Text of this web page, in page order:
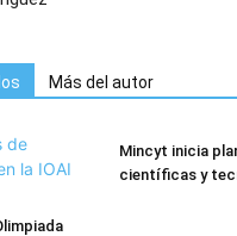
Más del autor
Mincyt inicia
científicas y